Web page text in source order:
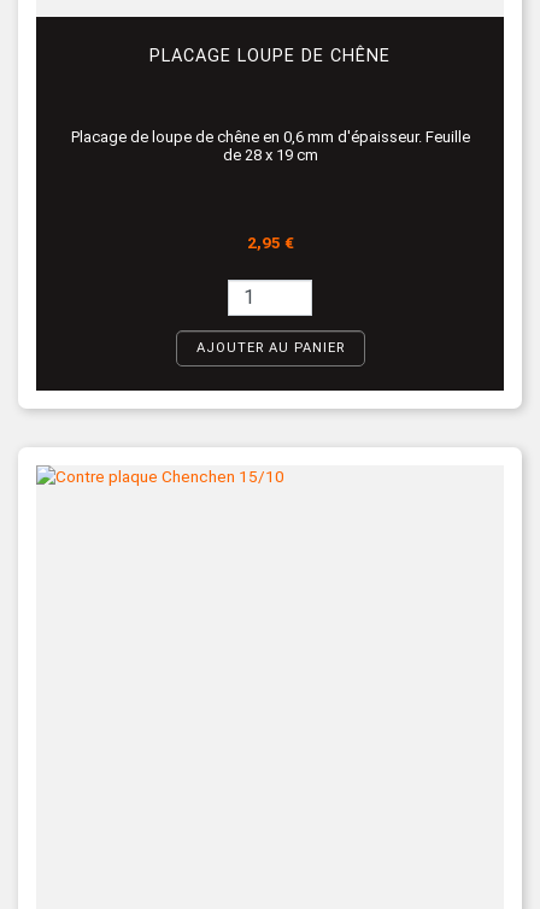
PLACAGE LOUPE DE CHÊNE
Placage de loupe de chêne en 0,6 mm d'épaisseur. Feuille
de 28 x 19 cm
Prix
2,95 €
AJOUTER AU PANIER